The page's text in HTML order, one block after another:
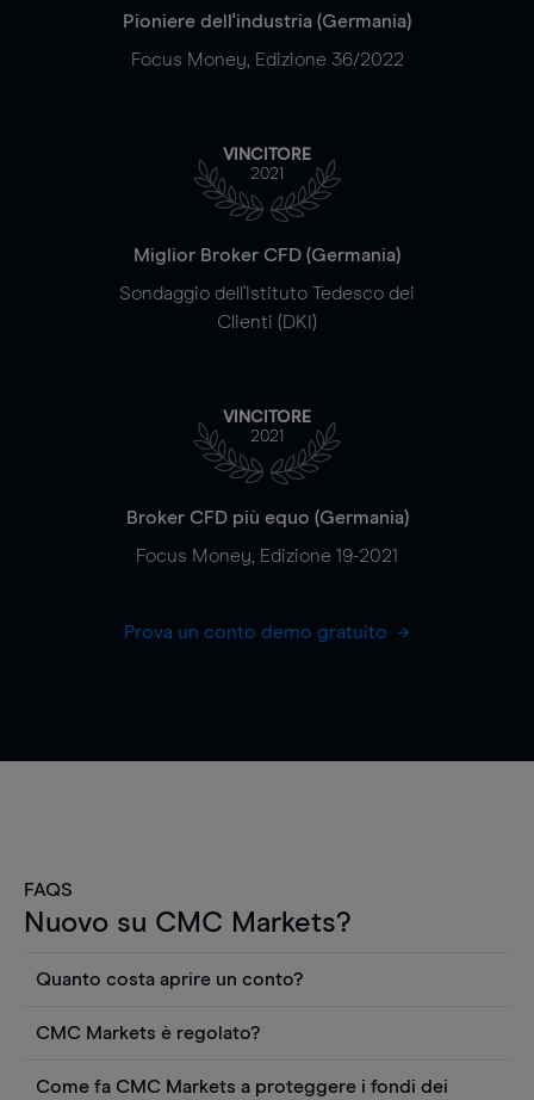
Pioniere dell'industria (Germania)
Focus Money, Edizione 36/2022
VINCITORE
2021
Miglior Broker CFD (Germania)
Sondaggio dell'Istituto Tedesco dei
Clienti (DKI)
VINCITORE
2021
Broker CFD più equo (Germania)
Focus Money, Edizione 19-2021
Prova un conto demo gratuito
FAQS
Nuovo su CMC Markets?
Quanto costa aprire un conto?
Puoi anche visualizzare gratuitamente i prezzi e
utilizzare strumenti come grafici, notizie Reuters
CMC Markets è regolato?
Come fa CMC Markets a proteggere i fondi dei